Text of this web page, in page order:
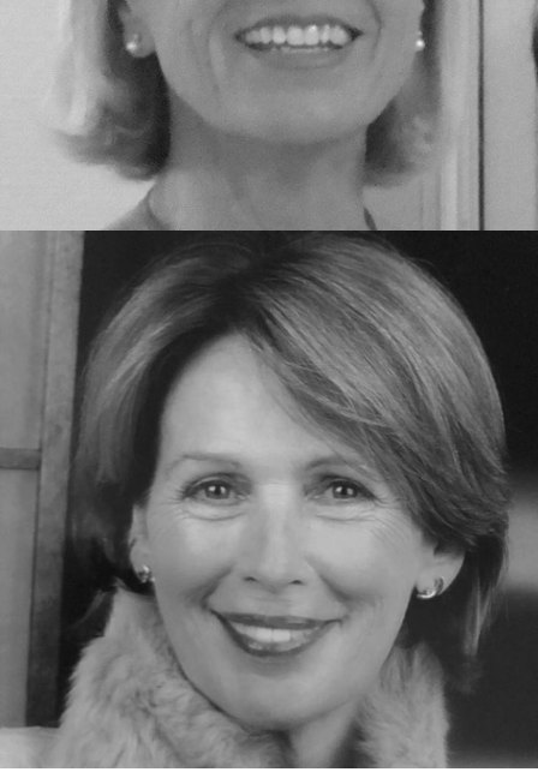
Christel Magnet, Beisitzerin Die Königsteinerin
Christel ist die Brücke zum Ursprung des Vereins. Ihre Kontakte
bilden das Fundament unserer Arbeit. Jedem Weiterentwickeln
begegnet sie mit grossem Herzen und offenen Armen und ihre
freundliche Art ist von hohem Wert im Vorstand und bei allen
Mitgliedern.